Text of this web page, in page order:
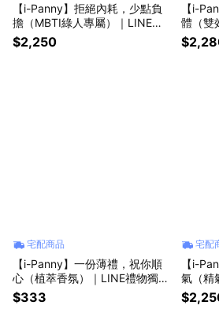
【i-Panny】拒絕內耗，少點負
擔（MBTI綠人專屬）｜LINE禮
物獨家｜
$2,250
【i-
體（雙
家｜
宅配商品
【i-Panny】一份薄禮，祝你順
心（植萃香氛）｜LINE禮物獨家
｜
$333
宅配
【i-
氣（精
｜